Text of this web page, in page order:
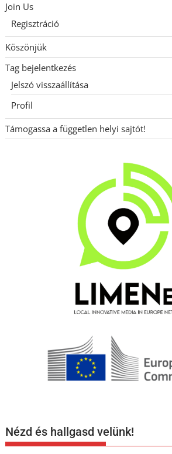
Join Us
Regisztráció
Köszönjük
Tag bejelentkezés
Jelszó visszaállítása
Profil
Támogassa a független helyi sajtót!
Nézd és hallgasd velünk!